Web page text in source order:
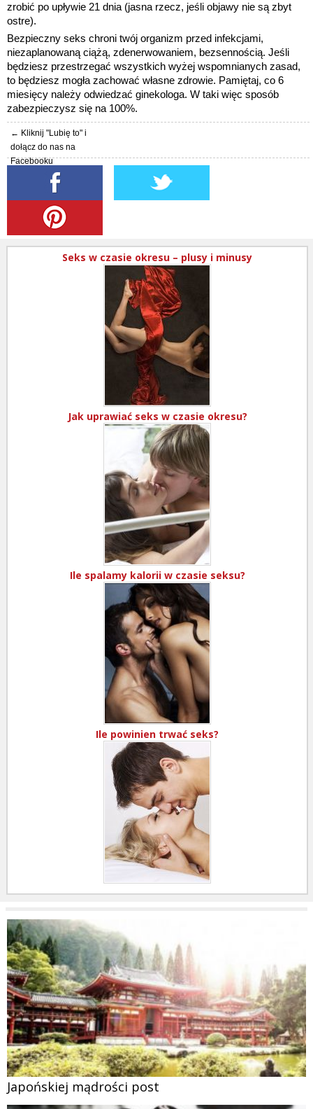
zrobić po upływie 21 dnia (jasna rzecz, jeśli objawy nie są zbyt
ostre).
Bezpieczny seks chroni twój organizm przed infekcjami,
niezaplanowaną ciążą, zdenerwowaniem, bezsennością. Jeśli
będziesz przestrzegać wszystkich wyżej wspomnianych zasad,
to będziesz mogła zachować własne zdrowie. Pamiętaj, co 6
miesięcy należy odwiedzać ginekologa. W taki więc sposób
zabezpieczysz się na 100%.
← Kliknij "Lubię to" i
dołącz do nas na
Facebooku
Seks w czasie okresu – plusy i minusy
Jak uprawiać seks w czasie okresu?
Ile spalamy kalorii w czasie seksu?
Ile powinien trwać seks?
Japońskiej mądrości post